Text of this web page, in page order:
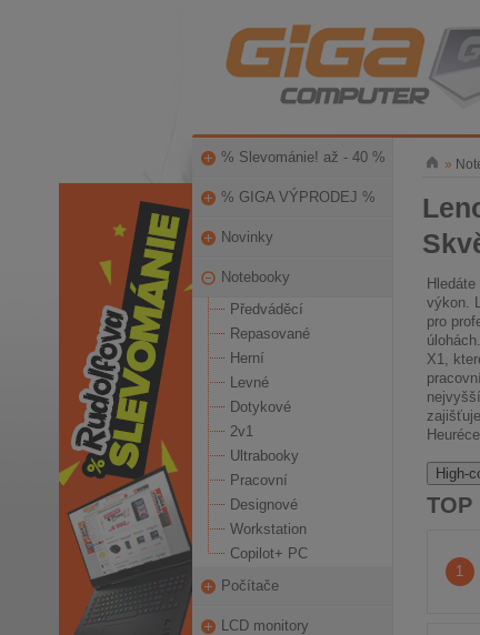
% Slevománie! až - 40 %
% GIGA VÝPRODEJ %
Novinky
Notebooky
Předváděcí
Repasované
Herní
Levné
Dotykové
2v1
Ultrabooky
Pracovní
Designové
Workstation
Copilot+ PC
Počítače
LCD monitory
»
výkon.
pro
X1,
High-
1